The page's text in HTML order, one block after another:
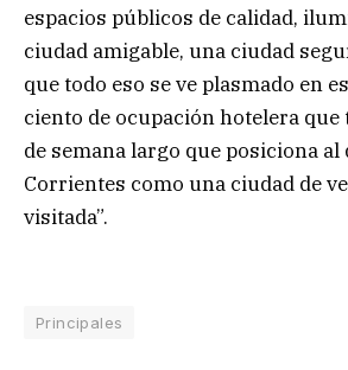
espacios públicos de calidad,
ciudad amigable, una ciudad
que todo eso se ve plasmado en
ciento de ocupación hotelera
de semana largo que posiciona al
Corrientes como una ciudad de
visitada”.
Principales